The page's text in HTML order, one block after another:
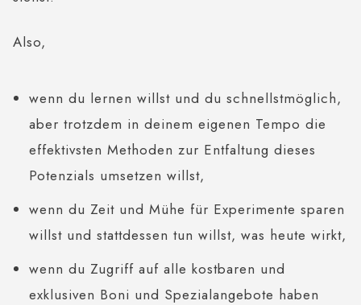
Also,
wenn du lernen willst und du schnellstmöglich,
aber trotzdem in deinem eigenen Tempo die
effektivsten Methoden zur Entfaltung dieses
Potenzials umsetzen willst,
wenn du Zeit und Mühe für Experimente sparen
willst und stattdessen tun willst, was heute wirkt,
wenn du Zugriff auf alle kostbaren und
exklusiven Boni und Spezialangebote haben